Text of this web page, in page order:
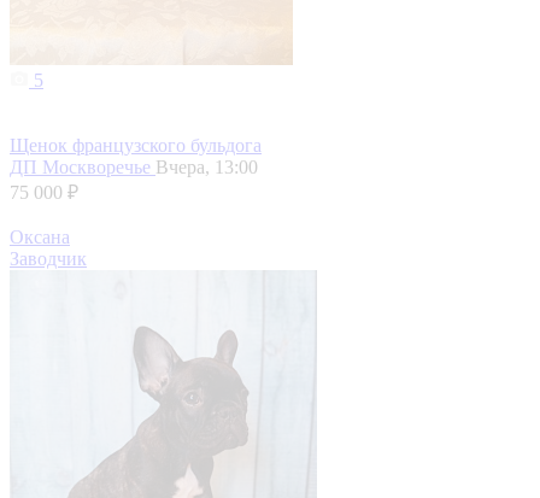
5
Щенок французского бульдога
ДП Москворечье Вчера, 13:00
75 000 ₽
Оксана
Заводчик